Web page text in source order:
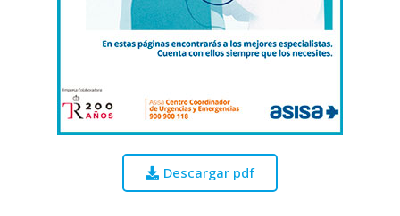
Descargar pdf